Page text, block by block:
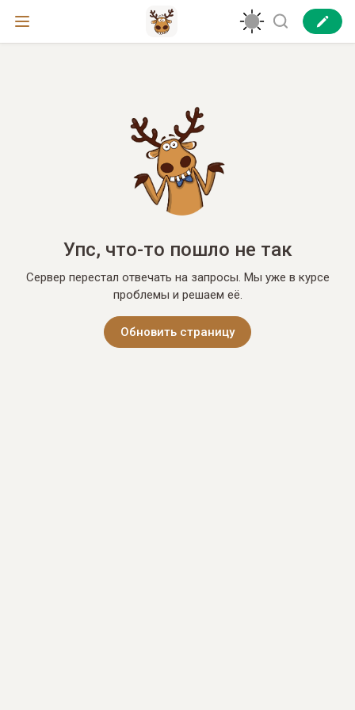
Упс, что-то пошло не так
Сервер перестал отвечать на запросы. Мы уже в курсе
проблемы и решаем её.
Обновить страницу